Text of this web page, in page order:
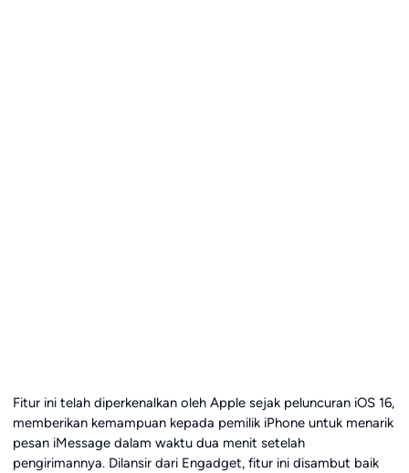
Fitur ini telah diperkenalkan oleh Apple sejak peluncuran iOS 16,
memberikan kemampuan kepada pemilik iPhone untuk menarik
pesan iMessage dalam waktu dua menit setelah
pengirimannya. Dilansir dari Engadget, fitur ini disambut baik